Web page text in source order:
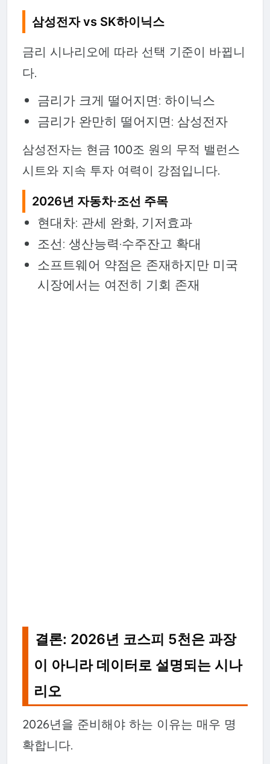
삼성전자 vs SK하이닉스
금리 시나리오에 따라 선택 기준이 바뀝니
다.
금리가 크게 떨어지면: 하이닉스
금리가 완만히 떨어지면: 삼성전자
삼성전자는 현금 100조 원의 무적 밸런스
시트와 지속 투자 여력이 강점입니다.
2026년 자동차·조선 주목
현대차: 관세 완화, 기저효과
조선: 생산능력·수주잔고 확대
소프트웨어 약점은 존재하지만 미국
시장에서는 여전히 기회 존재
결론: 2026년 코스피 5천은 과장
이 아니라 데이터로 설명되는 시나
리오
2026년을 준비해야 하는 이유는 매우 명
확합니다.